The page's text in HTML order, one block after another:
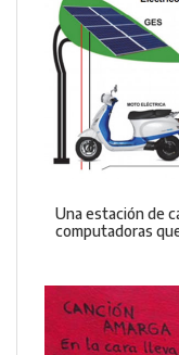
Una estación de
computadoras